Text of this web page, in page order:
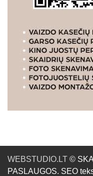
WEBSTUDIO.LT ©
PASLAUGOS. SEO